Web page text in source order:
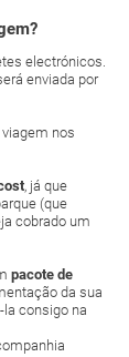
electrónicos.
enviada por
nos
, já que
(que
cobrado um
pacote de
da sua
la consigo na